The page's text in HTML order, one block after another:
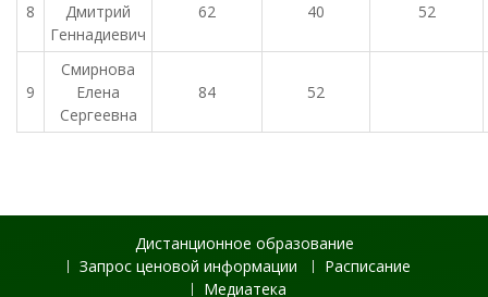
8
Дмитрий
Геннадиевич
62 40 52
9
Смирнова
Елена
Сергеевна
84 52
Дистанционное образование
Запрос ценовой информации
Расписание
Медиатека